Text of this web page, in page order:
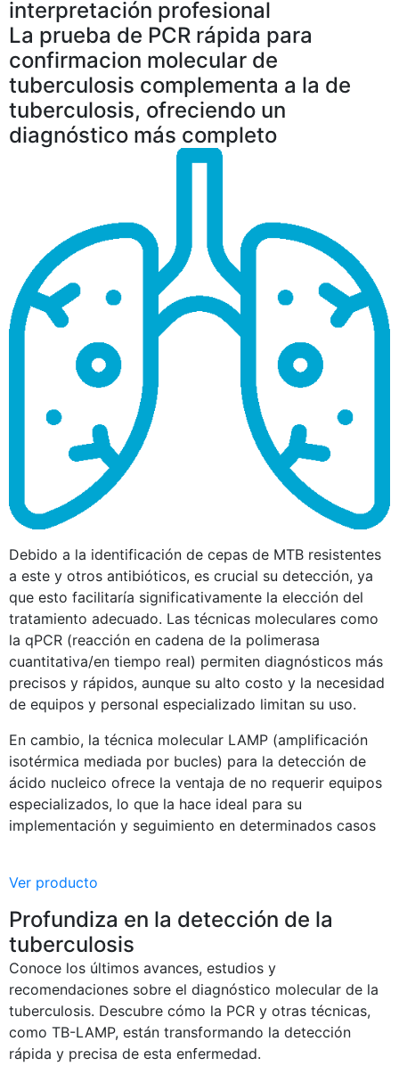
interpretación profesional
La prueba de PCR rápida para
confirmacion molecular de
tuberculosis complementa a la de
tuberculosis, ofreciendo un
diagnóstico más completo
Debido a la identificación de cepas de MTB resistentes
a este y otros antibióticos, es crucial su detección, ya
que esto facilitaría significativamente la elección del
tratamiento adecuado. Las técnicas moleculares como
la qPCR (reacción en cadena de la polimerasa
cuantitativa/en tiempo real) permiten diagnósticos más
precisos y rápidos, aunque su alto costo y la necesidad
de equipos y personal especializado limitan su uso.
En cambio, la técnica molecular LAMP (amplificación
isotérmica mediada por bucles) para la detección de
ácido nucleico ofrece la ventaja de no requerir equipos
especializados, lo que la hace ideal para su
implementación y seguimiento en determinados casos
Ver producto
Profundiza en la detección de la
tuberculosis
Conoce los últimos avances, estudios y
recomendaciones sobre el diagnóstico molecular de la
tuberculosis. Descubre cómo la PCR y otras técnicas,
como TB-LAMP, están transformando la detección
rápida y precisa de esta enfermedad.